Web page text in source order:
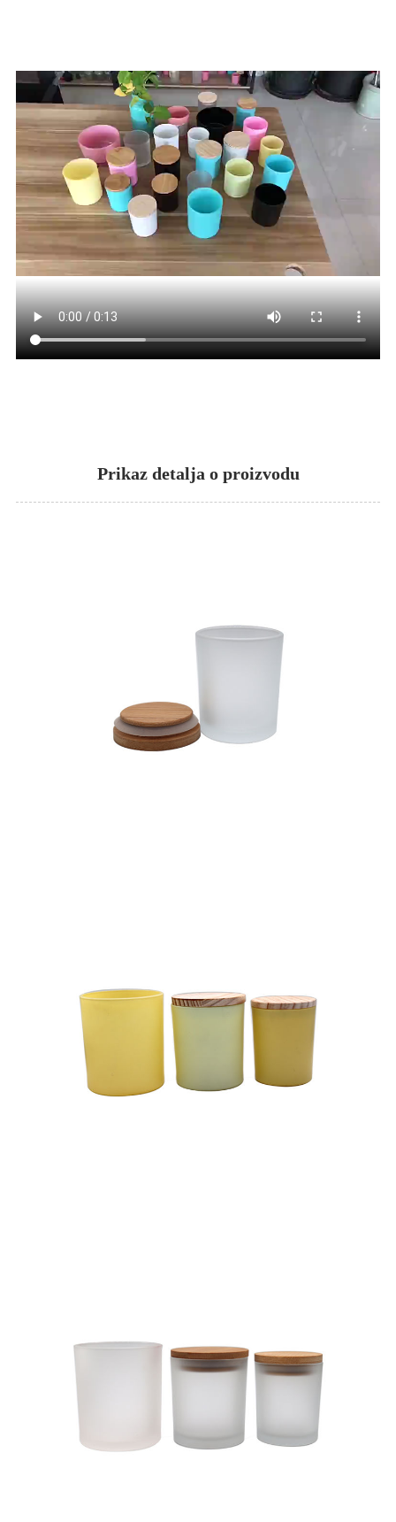
Prikaz detalja o proizvodu